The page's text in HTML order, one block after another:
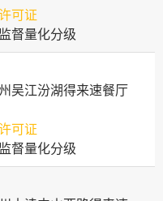
可证
督量化分级
吴江汾湖得来速餐厅
可证
督量化分级